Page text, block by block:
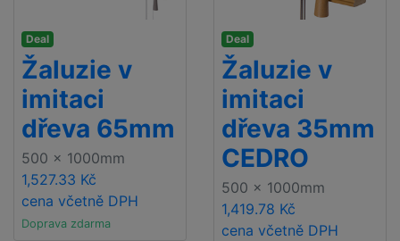
Deal
Žaluzie v
imitaci
dřeva 65mm
500 x 1000mm
1,527.33 Kč
cena včetně DPH
Doprava zdarma
Deal
Žaluzie v
imitaci
dřeva 35mm
CEDRO
500 x 1000mm
1,419.78 Kč
cena včetně DPH